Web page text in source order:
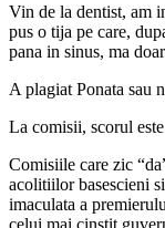
Vin de la dentist, am
pus o tija pe care,
pana in sinus, ma
A plagiat Ponata sau
La comisii, scorul
Comisiile care zic
acolitiilor basescieni
imaculata a
celui mai cinstit